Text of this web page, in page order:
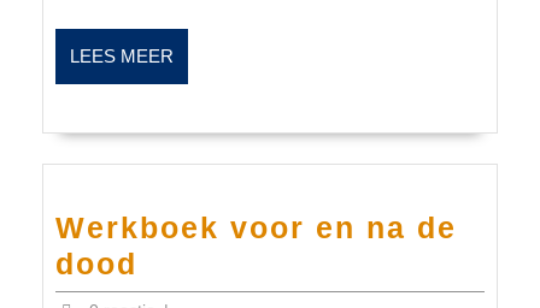
LEES MEER
MEER
Werkboek voor en na de
dood
voor